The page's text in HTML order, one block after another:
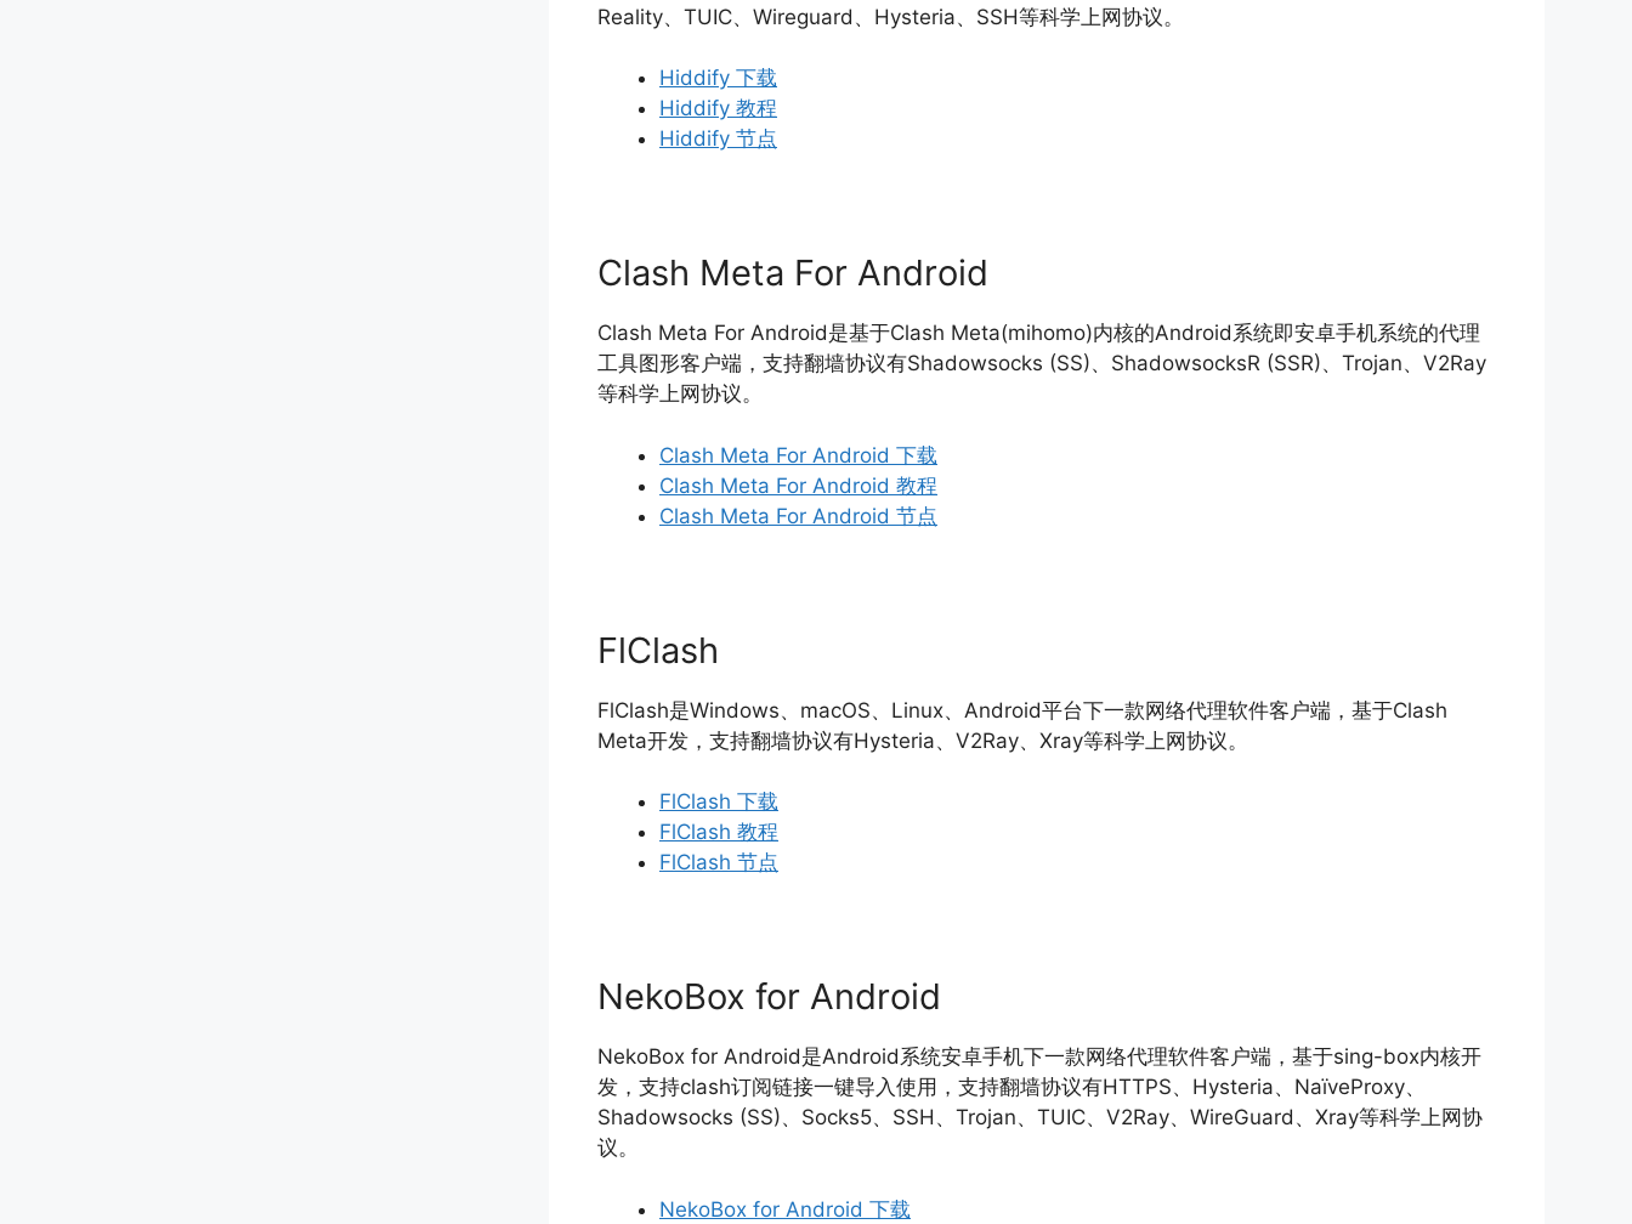
Reality、TUIC、Wireguard、Hysteria、SSH等科学上网协议。
Hiddify 下载
Hiddify 教程
Hiddify 节点
Clash Meta For Android
Clash Meta For Android是基于Clash Meta(mihomo)内核的Android系统即安卓手机系统的代理
工具图形客户端，支持翻墙协议有Shadowsocks (SS)、ShadowsocksR (SSR)、Trojan、V2Ray
等科学上网协议。
Clash Meta For Android 下载
Clash Meta For Android 教程
Clash Meta For Android 节点
FlClash
FlClash是Windows、macOS、Linux、Android平台下一款网络代理软件客户端，基于Clash
Meta开发，支持翻墙协议有Hysteria、V2Ray、Xray等科学上网协议。
FlClash 下载
FlClash 教程
FlClash 节点
NekoBox for Android
NekoBox for Android是Android系统安卓手机下一款网络代理软件客户端，基于sing-box内核开
发，支持clash订阅链接一键导入使用，支持翻墙协议有HTTPS、Hysteria、NaïveProxy、
Shadowsocks (SS)、Socks5、SSH、Trojan、TUIC、V2Ray、WireGuard、Xray等科学上网协
议。
NekoBox for Android 下载